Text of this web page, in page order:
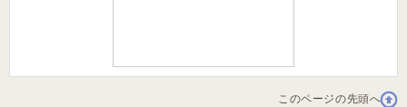
このページの先頭へ